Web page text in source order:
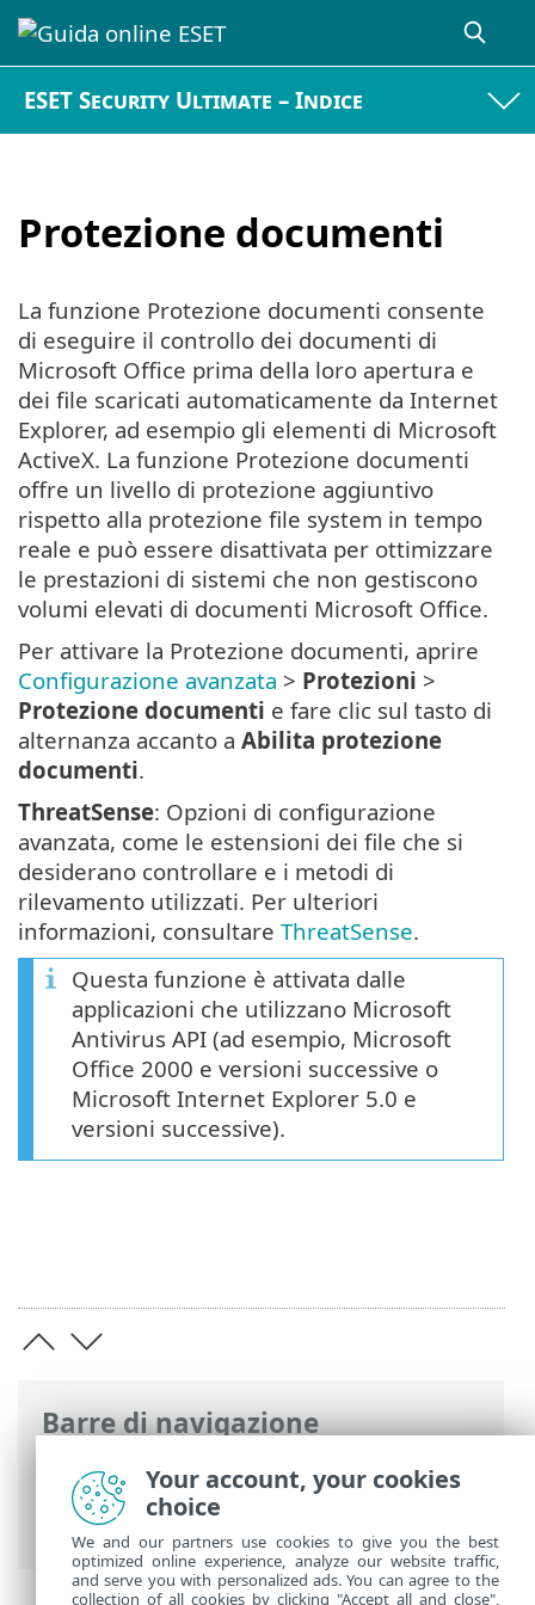
ESET Security Ultimate – Indice
Protezione documenti
Barre di navigazione
Guida online ESET>ESET Security
Ultimate
>Configurazione avanzata
Protezioni
> Protezione documenti
La funzione Protezione documenti consente
di eseguire il controllo dei documenti di
Microsoft Office prima della loro apertura e
dei file scaricati automaticamente da Internet
Explorer, ad esempio gli elementi di Microsoft
ActiveX. La funzione Protezione documenti
offre un livello di protezione aggiuntivo
rispetto alla protezione file system in tempo
reale e può essere disattivata per ottimizzare
le prestazioni di sistemi che non gestiscono
volumi elevati di documenti Microsoft Office.
Per attivare la Protezione documenti, aprire
Configurazione avanzata > Protezioni >
Protezione documenti e fare clic sul tasto di
alternanza accanto a Abilita protezione
documenti.
ThreatSense: Opzioni di configurazione
avanzata, come le estensioni dei file che si
desiderano controllare e i metodi di
rilevamento utilizzati. Per ulteriori
informazioni, consultare ThreatSense.
Questa funzione è attivata dalle
applicazioni che utilizzano Microsoft
Antivirus API (ad esempio, Microsoft
Office 2000 e versioni successive o
Microsoft Internet Explorer 5.0 e
versioni successive).
Your account, your cookies
choice
We and our partners use cookies to give you the best
optimized online experience, analyze our website traffic,
and serve you with personalized ads. You can agree to the
collection of all cookies by clicking "Accept all and close",